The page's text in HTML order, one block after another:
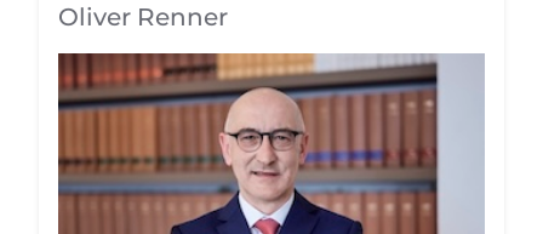
Oliver Renner